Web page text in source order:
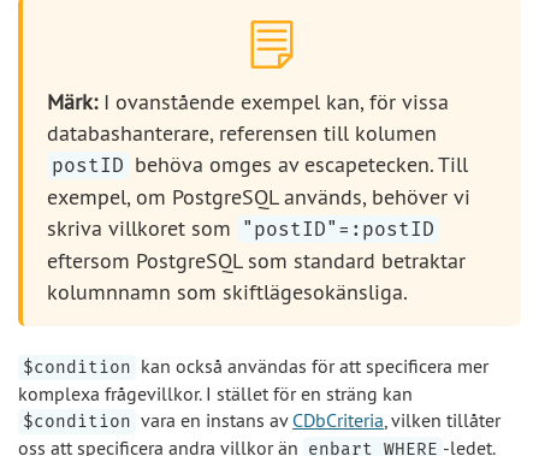
Märk:I ovanstående exempel kan, för vissa
databashanterare, referensen till kolumen
postID behöva omges av escapetecken. Till
exempel, om PostgreSQL används, behöver vi
skriva villkoret som
"postID"=:postID
eftersom PostgreSQL som standard betraktar
kolumnnamn som skiftlägesokänsliga.
$condition kan också användas för att specificera mer
komplexa frågevillkor. I stället för en sträng kan
$condition vara en instans av CDbCriteria, vilken tillåter
oss att specificera andra villkor än enbart WHERE -ledet.